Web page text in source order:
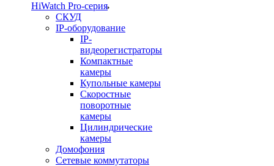
HiWatch Pro-серия
CКУД
IP-оборудование
IP-
видеорегистраторы
Компактные
камеры
Купольные камеры
Скоростные
поворотные
камеры
Цилиндрические
камеры
Домофония
Сетевые коммутаторы